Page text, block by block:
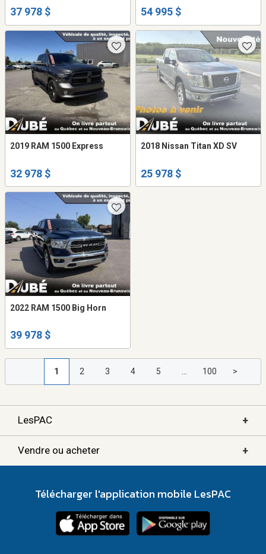
37 978 $ 54 995 $
2019 RAM 1500 Express
32 978 $
2018 Nissan Titan XD SV
25 978 $
2022 RAM 1500 Big Horn
39 978 $
1 2 3 4 5 ... 100 >
LesPAC +
Vendre ou acheter +
Télécharger l'application mobile LesPAC